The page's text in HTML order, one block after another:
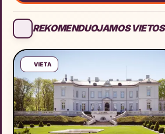
REKOMENDUOJAMOS VIETOS
VIETA